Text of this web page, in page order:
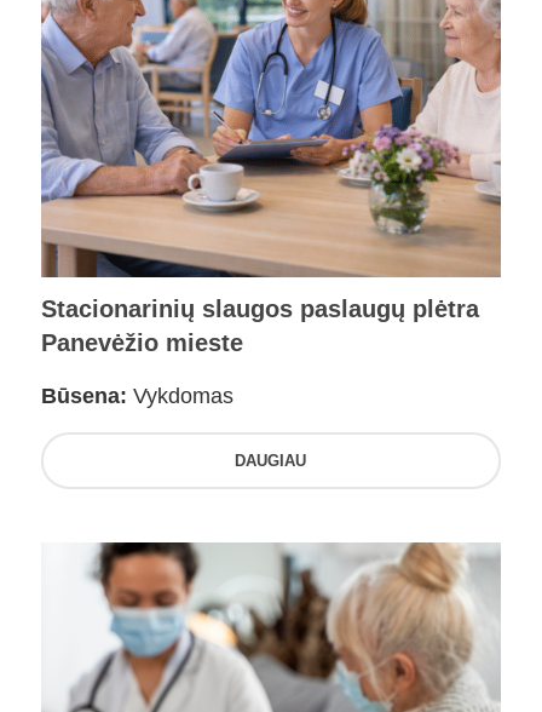
Stacionarinių slaugos paslaugų plėtra
Panevėžio mieste
Būsena: Vykdomas
DAUGIAU